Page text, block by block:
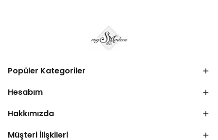
Popüler Kategoriler
Hesabım
Hakkımızda
Müşteri İlişkileri